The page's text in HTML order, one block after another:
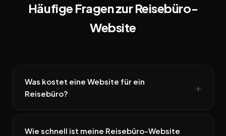
Häufige Fragen zur Reisebüro-
Website
Was kostet eine Website für ein
Reisebüro?
Wie schnell ist meine Reisebüro-Website